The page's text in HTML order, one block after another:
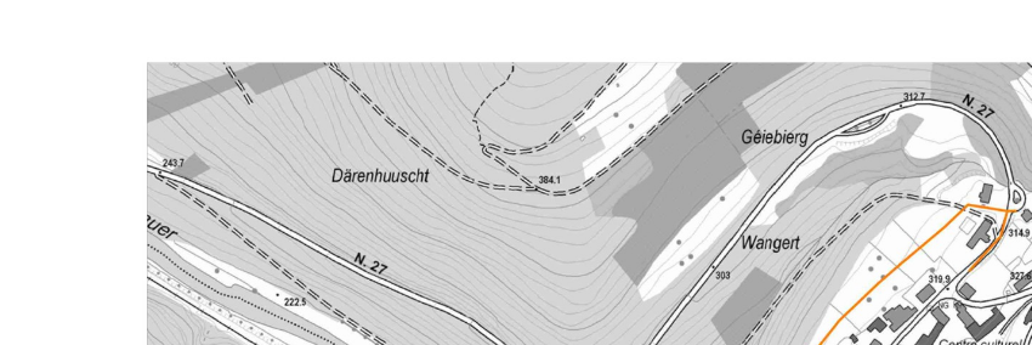
Entlastungsbauwerk Schnitt B-B